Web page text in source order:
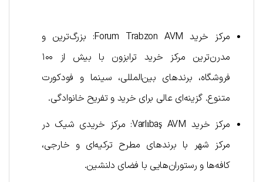
مرکز خرید Forum Trabzon AVM: بزرگ‌ترین و
مدرن‌ترین مرکز خرید ترابزون با بیش از ۱۰۰
فروشگاه، برندهای بین‌المللی، سینما و فودکورت
متنوع. گزینه‌ای عالی برای خرید و تفریح خانوادگی.
مرکز خرید Varlıbaş AVM: مرکز خریدی شیک در
مرکز شهر با برندهای مطرح ترکیه‌ای و خارجی،
کافه‌ها و رستوران‌هایی با فضای دلنشین.